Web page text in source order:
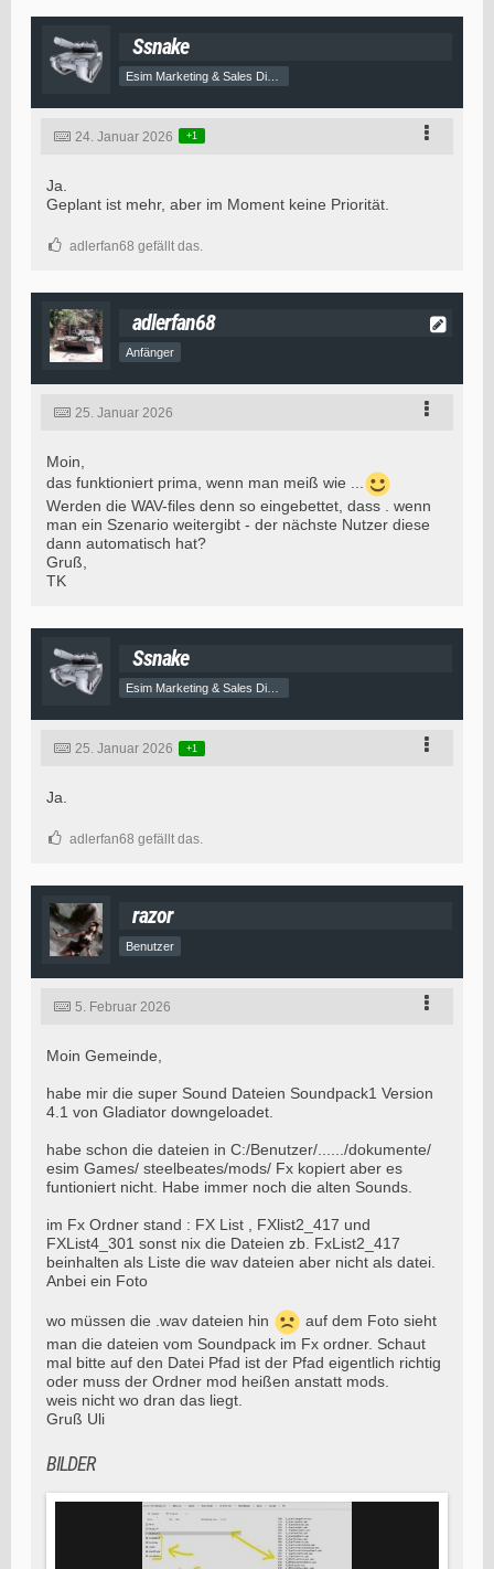
Ssnake
24. Januar 2026 +1
Ja.
Geplant ist mehr, aber im Moment keine Priorität.
adlerfan68 gefällt das.
adlerfan68
Anfänger
25. Januar 2026
Moin,
das funktioniert prima, wenn man meiß wie ...
Werden die WAV-files denn so eingebettet, dass . wenn
man ein Szenario weitergibt - der nächste Nutzer diese
dann automatisch hat?
Gruß,
TK
Ssnake
Esim Marketing & Sales Director
25. Januar 2026 +1
Ja.
adlerfan68 gefällt das.
razor
Benutzer
5. Februar 2026
Moin Gemeinde,
habe mir die super Sound Dateien Soundpack1 Version
4.1 von Gladiator downgeloadet.
habe schon die dateien in C:/Benutzer/....../dokumente/
esim Games/ steelbeates/mods/ Fx kopiert aber es
funtioniert nicht. Habe immer noch die alten Sounds.
im Fx Ordner stand : FX List , FXlist2_417 und
FXList4_301 sonst nix die Dateien zb. FxList2_417
beinhalten als Liste die wav dateien aber nicht als datei.
Anbei ein Foto
wo müssen die .wav dateien hin
auf dem Foto sieht
man die dateien vom Soundpack im Fx ordner. Schaut
mal bitte auf den Datei Pfad ist der Pfad eigentlich richtig
oder muss der Ordner mod heißen anstatt mods.
weis nicht wo dran das liegt.
Gruß Uli
BILDER